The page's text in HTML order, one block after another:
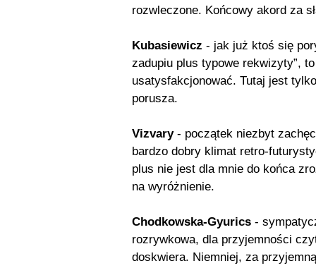
rozwleczone. Końcowy akord za
Kubasiewicz - jak już ktoś się
zadupiu plus typowe rekwizyty”,
usatysfakcjonować. Tutaj jest
porusza.
Vizvary- początek niezbyt
bardzo dobry klimat retro-
plus nie jest dla mnie do końca
na wyróżnienie.
Chodkowska-Gyurics-
rozrywkowa, dla przyjemności
doskwiera. Niemniej, za